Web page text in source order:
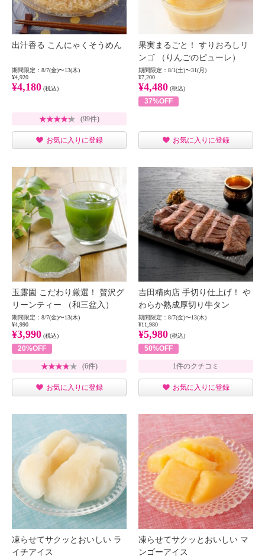
出汁香る こんにゃくそうめん
期間限定：8/7(金)〜13(木)
¥4,920
¥4,180 (税込)
(99件)
お気に入りに登録
果実まるごと！ すりおろしリ
ンゴ （りんごのピューレ）
期間限定：8/1(土)〜31(月)
¥7,200
¥4,480 (税込)
37%OFF
お気に入りに登録
玉露園 こだわり厳選！ 贅沢グ
リーンティー （和三盆入）
期間限定：8/7(金)〜13(木)
¥4,990
¥3,990 (税込)
20%OFF
(6件)
お気に入りに登録
吉田精肉店 手切り仕上げ！ や
わらか熟成厚切り牛タン
期間限定：8/7(金)〜13(木)
¥11,980
¥5,980 (税込)
50%OFF
1件のクチコミ
お気に入りに登録
凍らせてサクッとおいしい ラ
イチアイス
凍らせてサクッとおいしい マ
ンゴーアイス